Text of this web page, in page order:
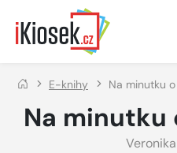
Přejít na hlavní obsah
E-knihy Na minutku
Na